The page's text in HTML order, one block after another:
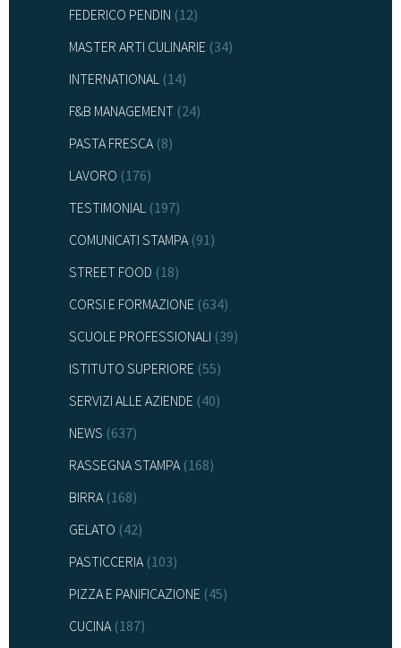
FEDERICO PENDIN (12)
MASTER ARTI CULINARIE (34)
INTERNATIONAL (14)
F&B MANAGEMENT (24)
PASTA FRESCA(8)
LAVORO (176)
TESTIMONIAL (197)
COMUNICATI STAMPA(91)
STREET FOOD (18)
CORSI E FORMAZIONE (634)
SCUOLE PROFESSIONALI (39)
ISTITUTO SUPERIORE (55)
SERVIZI ALLE AZIENDE (40)
NEWS (637)
RASSEGNA STAMPA(168)
BIRRA(168)
GELATO (42)
PASTICCERIA(103)
PIZZA E PANIFICAZIONE (45)
CUCINA(187)